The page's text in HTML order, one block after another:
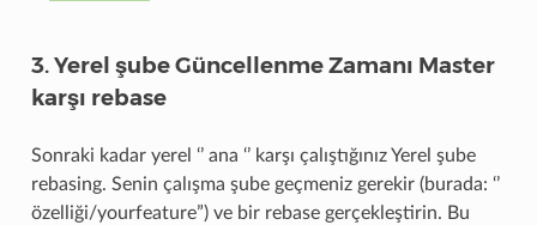
3. Yerel şube Güncellenme Zamanı Master
karşı rebase
Sonraki kadar yerel ‘’ ana ‘’ karşı çalıştığınız Yerel şube
rebasing. Senin çalışma şube geçmeniz gerekir (burada: ‘’
özelliği/yourfeature”) ve bir rebase gerçekleştirin. Bu